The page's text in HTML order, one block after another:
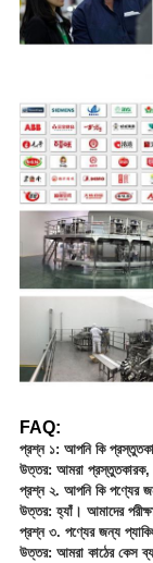
FAQ:
প্রশ্ন ১: আপনি কি
উত্তর: আমরা প্রস্তুতকারক,
প্রশ্ন ২. আপনি কি পণ্যের
উত্তর: হ্যাঁ। আমাদের
প্রশ্ন ৩. পণ্যের জন্য
উত্তর: আমরা কাঠের কেস